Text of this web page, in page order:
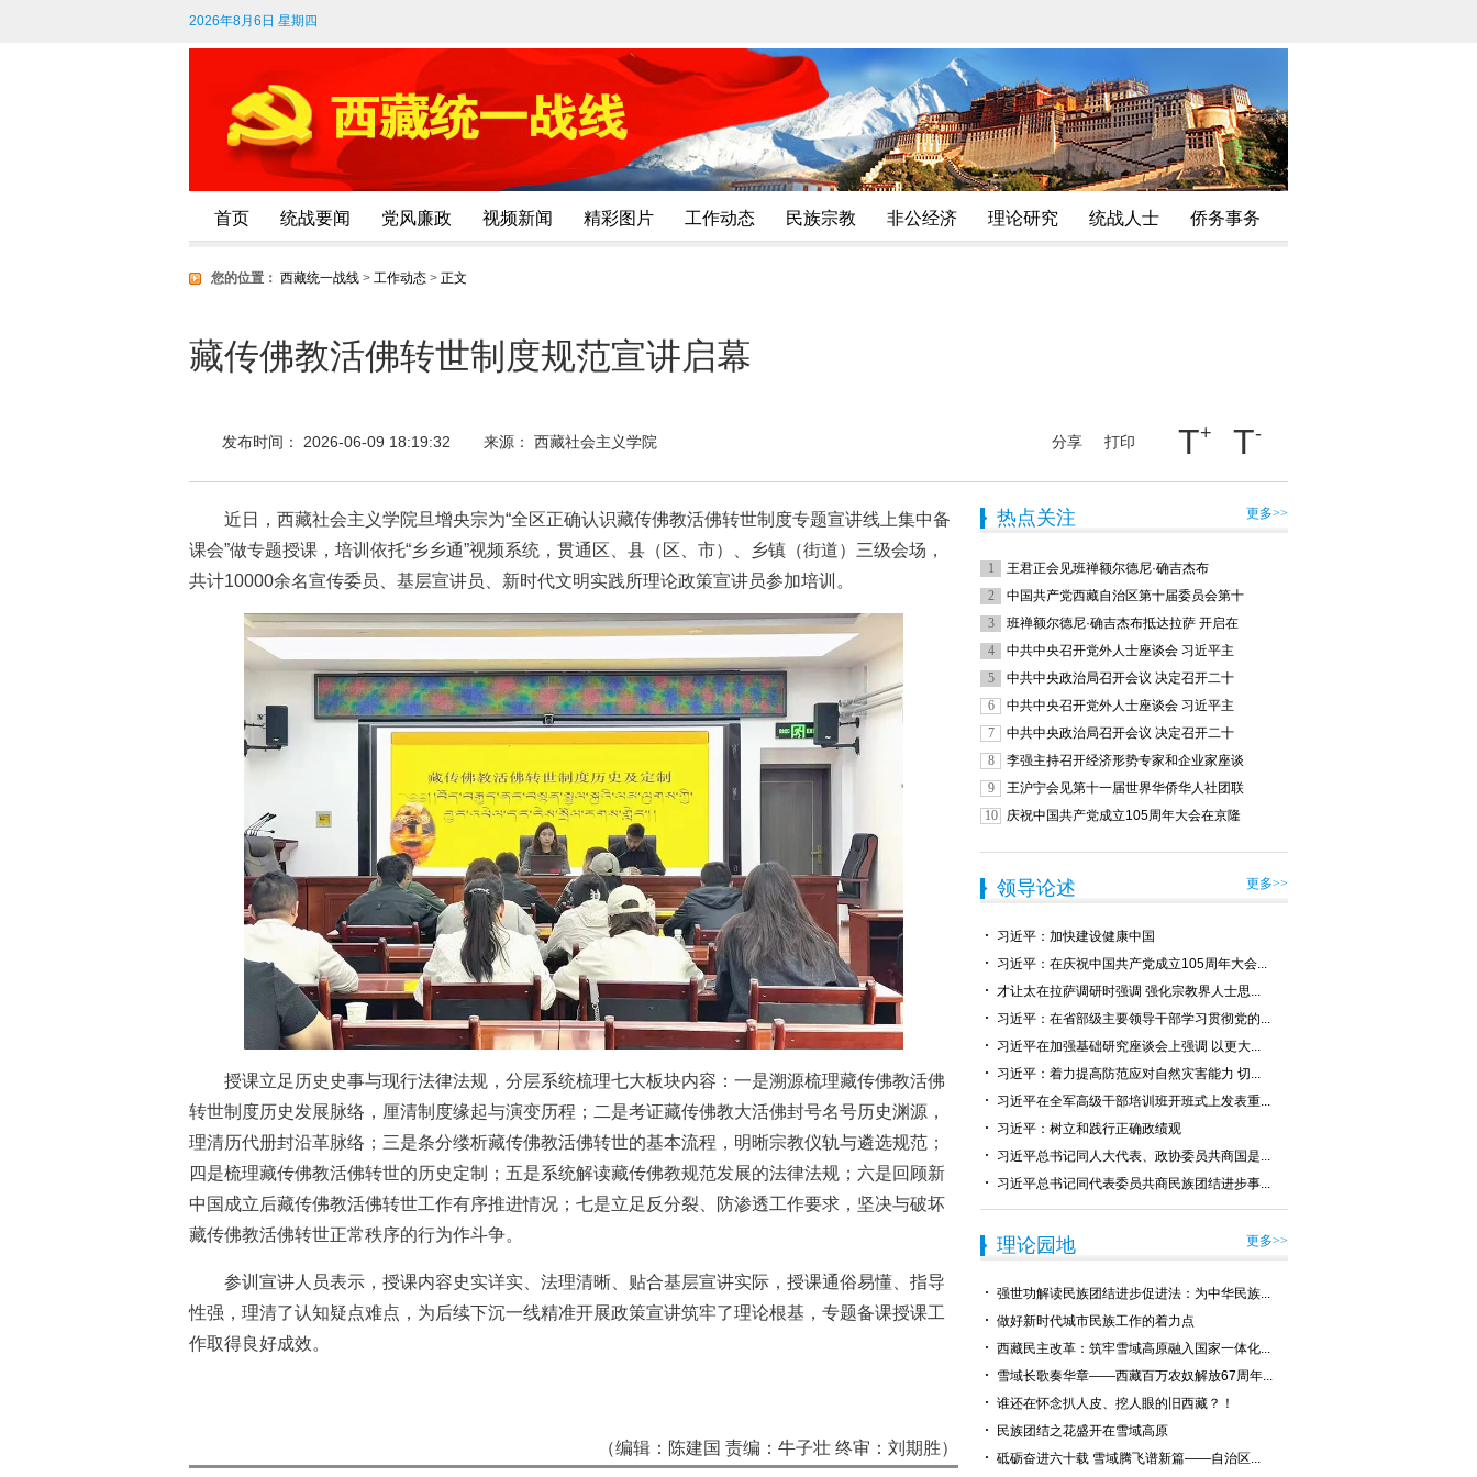
2026年8月6日 星期四
首页 统战要闻 党风廉政 视频新闻 精彩图片 工作动态 民族宗教 非公经济 理论研究 统战人士 侨务事务
您的位置： 西藏统一战线 > 工作动态 > 正文
藏传佛教活佛转世制度规范宣讲启幕
发布时间： 2026-06-09 18:19:32 来源： 西藏社会主义学院 分享 打印 T+ T-
近日，西藏社会主义学院旦增央宗为“全区正确认识藏传佛教活佛转世制度专题宣讲线上集中备
课会”做专题授课，培训依托“乡乡通”视频系统，贯通区、县（区、市）、乡镇（街道）三级会场，
共计10000余名宣传委员、基层宣讲员、新时代文明实践所理论政策宣讲员参加培训。
授课立足历史史事与现行法律法规，分层系统梳理七大板块内容：一是溯源梳理藏传佛教活佛
转世制度历史发展脉络，厘清制度缘起与演变历程；二是考证藏传佛教大活佛封号名号历史渊源，
理清历代册封沿革脉络；三是条分缕析藏传佛教活佛转世的基本流程，明晰宗教仪轨与遴选规范；
四是梳理藏传佛教活佛转世的历史定制；五是系统解读藏传佛教规范发展的法律法规；六是回顾新
中国成立后藏传佛教活佛转世工作有序推进情况；七是立足反分裂、防渗透工作要求，坚决与破坏
藏传佛教活佛转世正常秩序的行为作斗争。
参训宣讲人员表示，授课内容史实详实、法理清晰、贴合基层宣讲实际，授课通俗易懂、指导
性强，理清了认知疑点难点，为后续下沉一线精准开展政策宣讲筑牢了理论根基，专题备课授课工
作取得良好成效。
（编辑：陈建国 责编：牛子壮 终审：刘期胜）
热点关注 更多>>
1
王君正会见班禅额尔德尼·确吉杰布
2
中国共产党西藏自治区第十届委员会第十
3
班禅额尔德尼·确吉杰布抵达拉萨 开启在
4
中共中央召开党外人士座谈会 习近平主
5
中共中央政治局召开会议 决定召开二十
6
中共中央召开党外人士座谈会 习近平主
7
中共中央政治局召开会议 决定召开二十
8
李强主持召开经济形势专家和企业家座谈
9
王沪宁会见第十一届世界华侨华人社团联
10
庆祝中国共产党成立105周年大会在京隆
领导论述 更多>>
习近平：加快建设健康中国
习近平：在庆祝中国共产党成立105周年大会...
才让太在拉萨调研时强调 强化宗教界人士思...
习近平：在省部级主要领导干部学习贯彻党的...
习近平在加强基础研究座谈会上强调 以更大...
习近平：着力提高防范应对自然灾害能力 切...
习近平在全军高级干部培训班开班式上发表重...
习近平：树立和践行正确政绩观
习近平总书记同人大代表、政协委员共商国是...
习近平总书记同代表委员共商民族团结进步事...
理论园地 更多>>
强世功解读民族团结进步促进法：为中华民族...
做好新时代城市民族工作的着力点
西藏民主改革：筑牢雪域高原融入国家一体化...
雪域长歌奏华章——西藏百万农奴解放67周年...
谁还在怀念扒人皮、挖人眼的旧西藏？！
民族团结之花盛开在雪域高原
砥砺奋进六十载 雪域腾飞谱新篇——自治区...